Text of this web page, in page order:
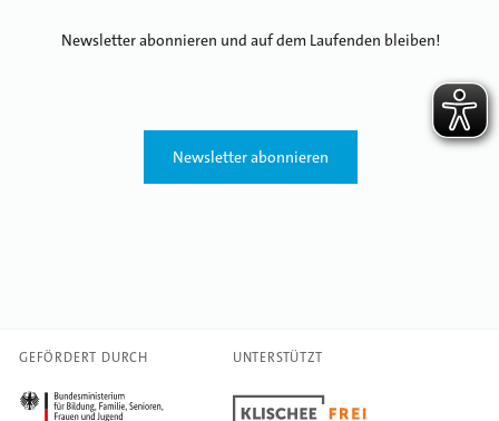
Newsletter abonnieren und auf dem Laufenden bleiben!
Newsletter abonnieren
GEFÖRDERT DURCH UNTERSTÜTZT